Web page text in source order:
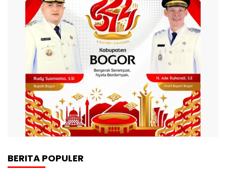
BERITA POPULER